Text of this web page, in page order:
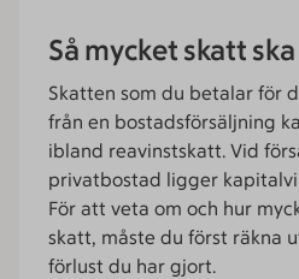
Så mycket skatt
Skatten som du betalar för
från en bostadsförsäljning
ibland reavinstskatt. Vid
privatbostad ligger
För att veta om och hur
skatt, måste du först räkna
förlust du har gjort.